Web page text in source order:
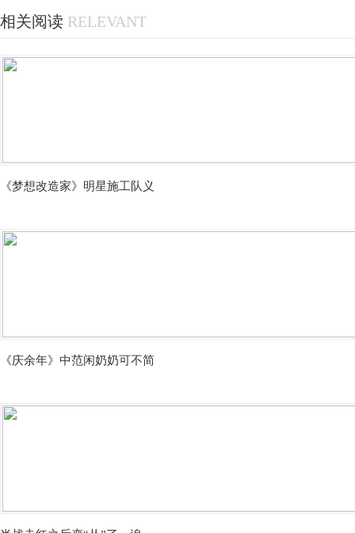
相关阅读 RELEVANT
《梦想改造家》明星施工队义
《庆余年》中范闲奶奶可不简